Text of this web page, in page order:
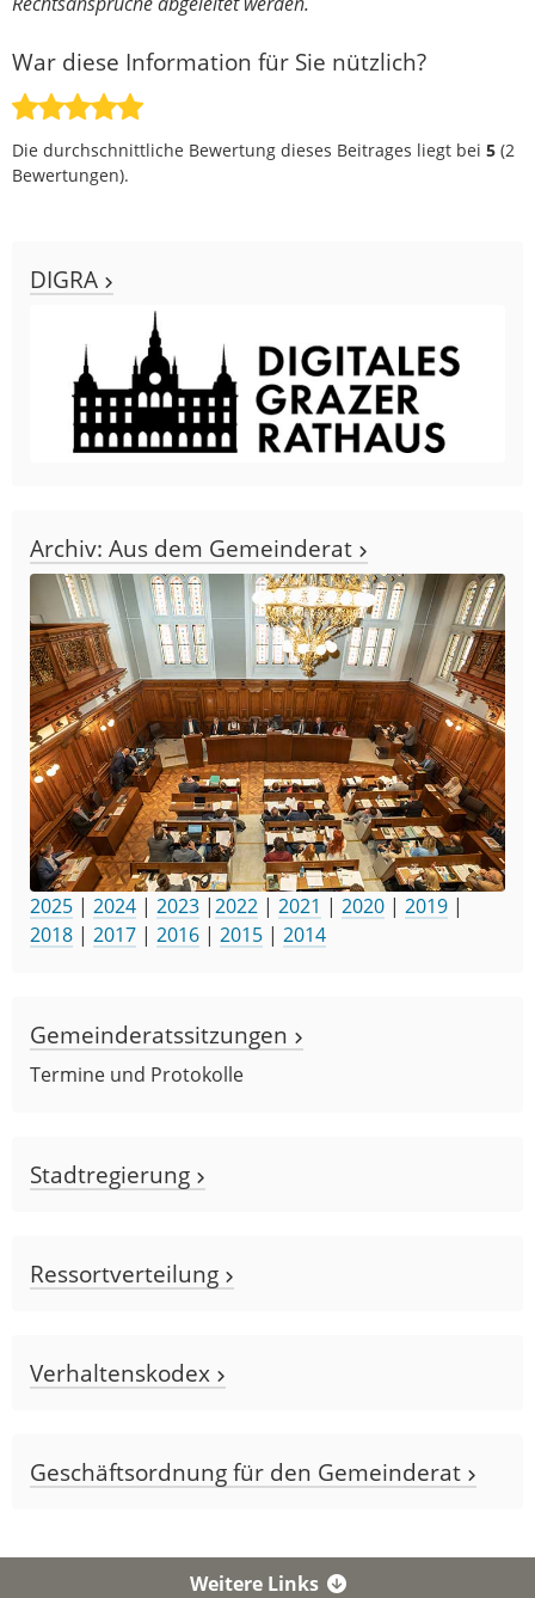
War diese Information für Sie nützlich?
Die durchschnittliche Bewertung dieses Beitrages liegt bei 5 (2
Bewertungen).
DIGRA
Archiv: Aus dem Gemeinderat
2025 | 2024 | 2023 |2022 | 2021 | 2020 | 2019 |
2018 | 2017 | 2016 | 2015 | 2014
Gemeinderatssitzungen
Termine und Protokolle
Stadtregierung
Ressortverteilung
Verhaltenskodex
Geschäftsordnung für den Gemeinderat
Weitere Links